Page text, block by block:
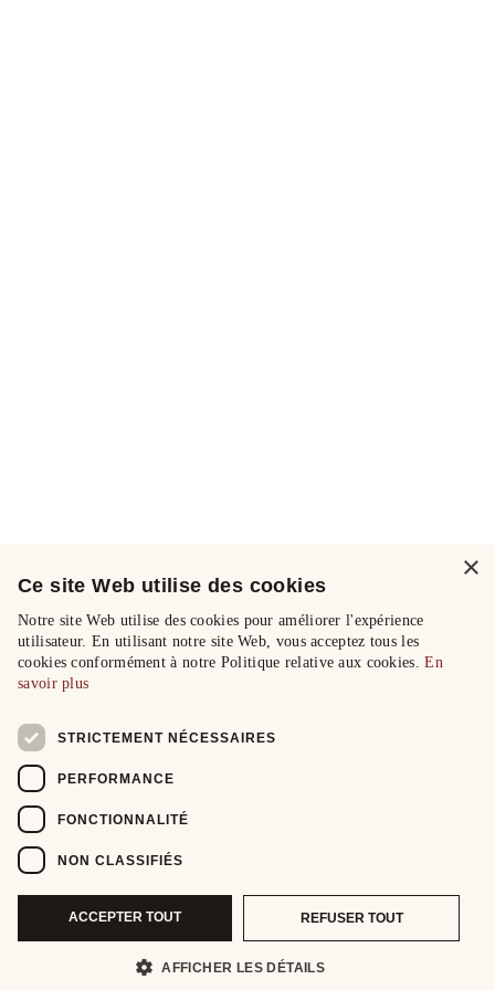
×
Ce site Web utilise des cookies
Notre site Web utilise des cookies pour améliorer l'expérience
utilisateur. En utilisant notre site Web, vous acceptez tous les
cookies conformément à notre Politique relative aux cookies.En
savoir plus
STRICTEMENT NÉCESSAIRES
PERFORMANCE
FONCTIONNALITÉ
NON CLASSIFIÉS
ACCEPTER TOUT REFUSER TOUT
AFFICHER LES DÉTAILS